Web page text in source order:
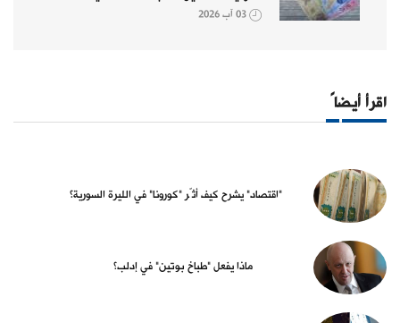
03 آب 2026
اقرأ أيضاً
"اقتصاد" يشرح كيف أثّر "كورونا" في الليرة السورية؟
ماذا يفعل "طباخ بوتين" في إدلب؟